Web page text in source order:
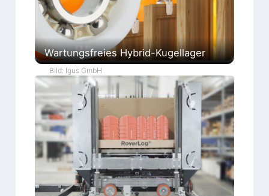
Wartungsfreies Hybrid-Kugellager
Bild: Igus GmbH